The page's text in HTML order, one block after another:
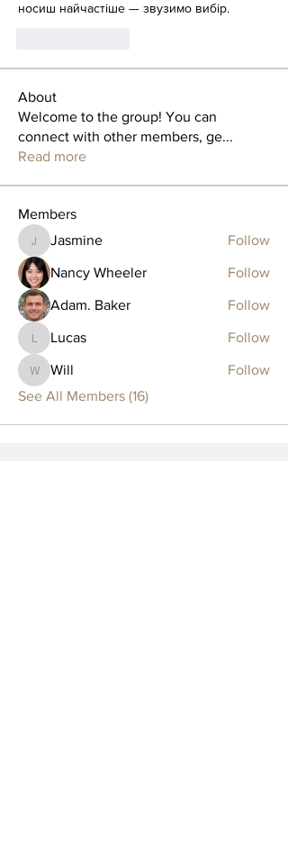
носиш найчастіше — звузимо вибір.
About
Welcome to the group! You can
connect with other members, ge...
Read more
Members
Jasmine
Jasmine Follow
Nancy Wheeler Follow
Adam. Baker Follow
Lucas
Lucas Follow
Will
Will
Follow
See All Members (16)